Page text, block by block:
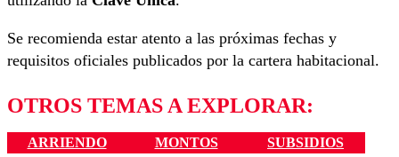
Se recomienda estar atento a las próximas fechas y
requisitos oficiales publicados por la cartera habitacional.
OTROS TEMAS A EXPLORAR:
ARRIENDO MONTOS SUBSIDIOS